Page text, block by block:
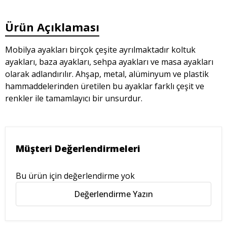
Ürün Açıklaması
Mobilya ayakları birçok çeşite ayrılmaktadır koltuk
ayakları, baza ayakları, sehpa ayakları ve masa ayakları
olarak adlandırılır. Ahşap, metal, alüminyum ve plastik
hammaddelerinden üretilen bu ayaklar farklı çeşit ve
renkler ile tamamlayıcı bir unsurdur.
Müşteri Değerlendirmeleri
Bu ürün için değerlendirme yok
Değerlendirme Yazın